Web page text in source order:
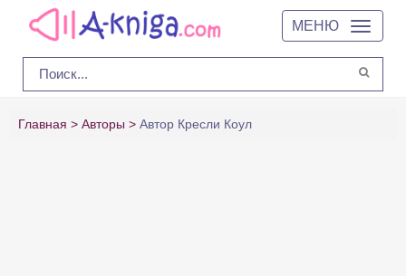
МЕНЮ
Главная Авторы Автор Кресли Коул